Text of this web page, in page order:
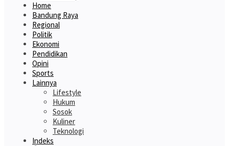
Home
Bandung Raya
Regional
Politik
Ekonomi
Pendidikan
Opini
Sports
Lainnya
Lifestyle
Hukum
Sosok
Kuliner
Teknologi
Indeks